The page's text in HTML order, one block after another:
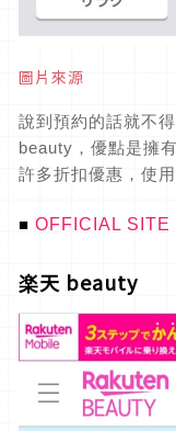
圖片來源
說到預約的話就不
beauty，優點是擁
許多折扣優惠，使
■ OFFICIAL SITE
楽天 beauty